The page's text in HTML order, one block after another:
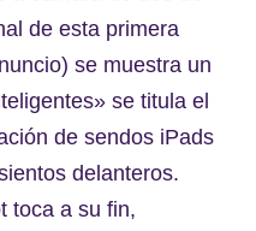
de esta primera
se muestra un
se titula el
de sendos iPads
delanteros.
toca a su fin,